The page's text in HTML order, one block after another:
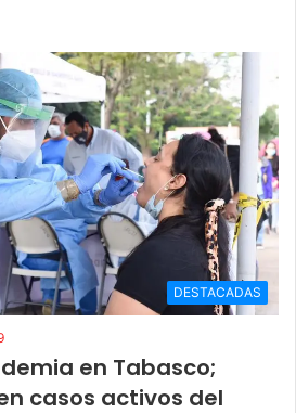
DESTACADAS
en Tabasco;
casos activos del